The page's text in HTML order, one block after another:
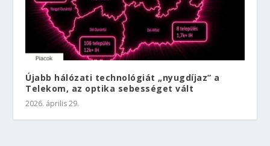
Újabb hálózati technológiát „nyugdíjaz” a
Telekom, az optika sebességet vált
2026. április 29.